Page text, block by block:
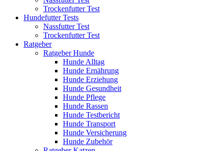
Trockenfutter Test
Hundefutter Tests
Nassfutter Test
Trockenfutter Test
Ratgeber
Ratgeber Hunde
Hunde Alltag
Hunde Ernährung
Hunde Erziehung
Hunde Gesundheit
Hunde Pflege
Hunde Rassen
Hunde Testbericht
Hunde Transport
Hunde Versicherung
Hunde Zubehör